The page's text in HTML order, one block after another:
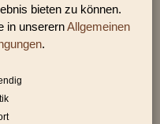
sie zahlreich Rocailles
weiter Glasperlen.
Kategorie:
bieten zu können.
in unserernAllgemeinen
.